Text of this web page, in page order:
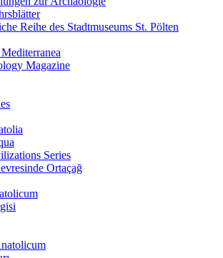
Reihe des Stadtmuseums St. Pölten
Magazine
Series
Ortaçağ